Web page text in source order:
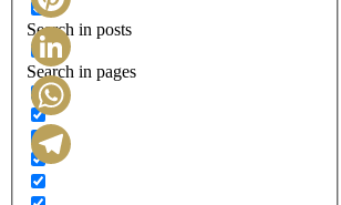
Search in posts
Search in pages
Pinterest
LinkedIn
WhatsApp
Telegram